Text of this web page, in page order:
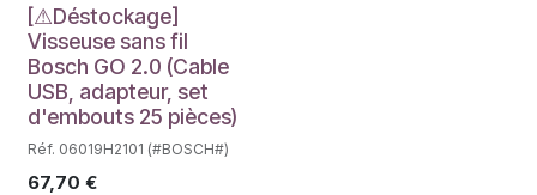
Déstockage
[⚠Déstockage]
Visseuse sans fil
Bosch GO 2.0 (Cable
USB, adapteur, set
d'embouts 25 pièces)
Réf. 06019H2101 (#BOSCH#)
67,70 €